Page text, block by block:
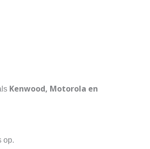
Kenwood, Motorola en
op.